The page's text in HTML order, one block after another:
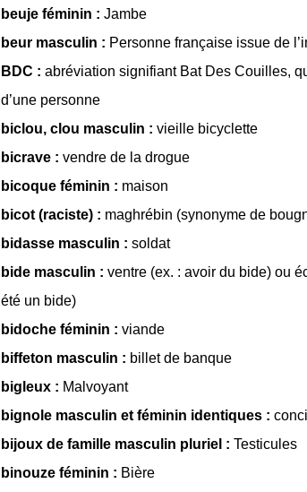
beuje féminin : Jambe
beur masculin : Personne française issue de
BDC : abréviation signifiant Bat Des Couilles,
d’une personne
biclou, clou masculin : vieille bicyclette
bicrave : vendre de la drogue
bicoque féminin : maison
bicot (raciste) : maghrébin (synonyme de
bidasse masculin : soldat
bide masculin : ventre (ex. : avoir du bide) ou
été un bide)
bidoche féminin : viande
biffeton masculin : billet de banque
bigleux : Malvoyant
bignole masculin et féminin identiques :
bijoux de famille masculin pluriel : Testicules
binouze féminin : Bière